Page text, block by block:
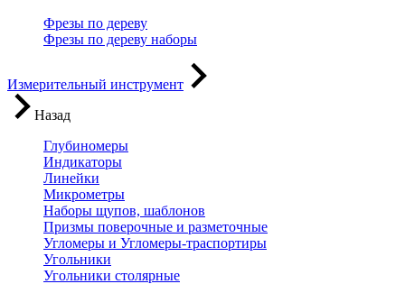
Фрезы по дереву
Фрезы по дереву наборы
Измерительный инструмент
Назад
Глубиномеры
Индикаторы
Линейки
Микрометры
Наборы щупов, шаблонов
Призмы поверочные и разметочные
Угломеры и Угломеры-траспортиры
Угольники
Угольники столярные